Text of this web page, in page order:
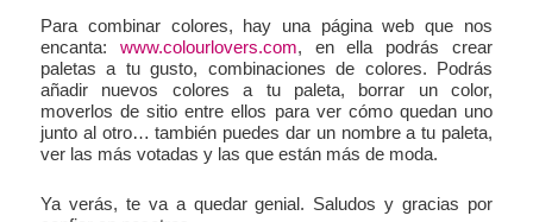
Para combinar colores, hay una página web que nos
encanta: www.colourlovers.com, en ella podrás crear
paletas a tu gusto, combinaciones de colores. Podrás
añadir nuevos colores a tu paleta, borrar un color,
moverlos de sitio entre ellos para ver cómo quedan uno
junto al otro… también puedes dar un nombre a tu paleta,
ver las más votadas y las que están más de moda.
Ya verás, te va a quedar genial. Saludos y gracias por